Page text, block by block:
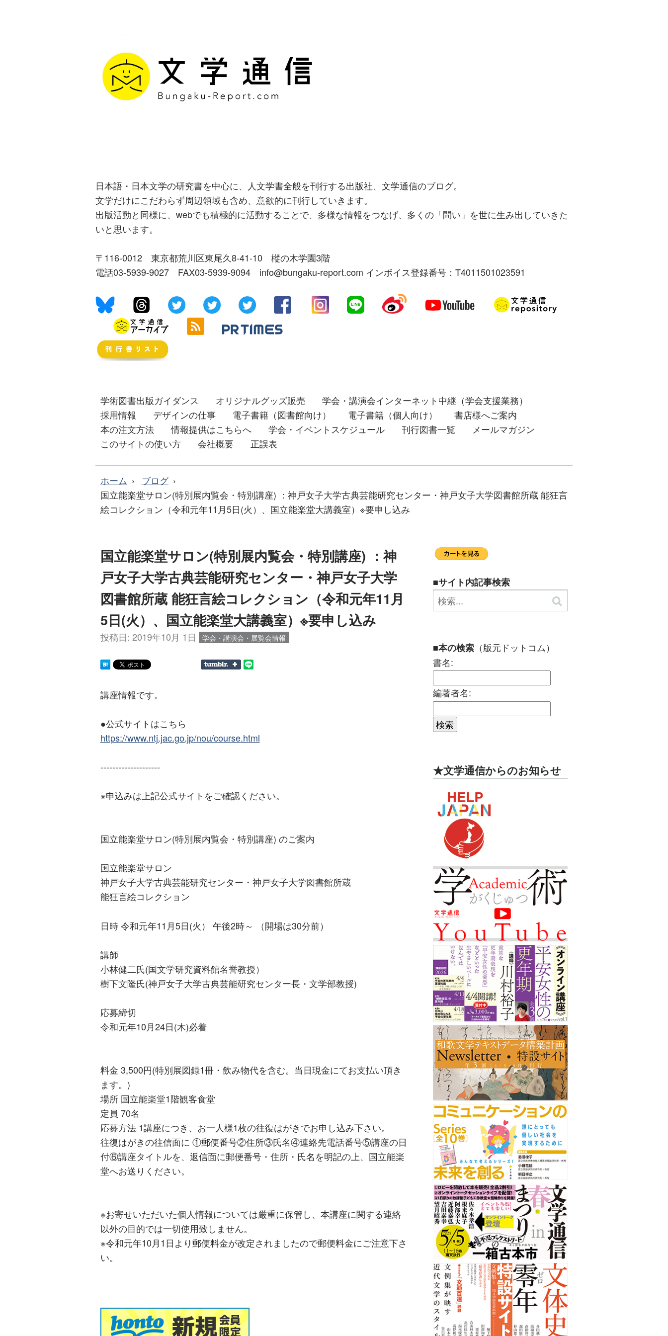
日本語・日本文学の研究書を中心に、人文学書全般を刊行する出版社、文学通信のブログ。
文学だけにこだわらず周辺領域も含め、意欲的に刊行していきます。
出版活動と同様に、webでも積極的に活動することで、多様な情報をつなげ、多くの「問い」を世に生み出していきた
いと思います。
〒116-0012 東京都荒川区東尾久8-41-10 樅の木学園3階
電話03-5939-9027 FAX03-5939-9094 info@bungaku-report.com インボイス登録番号：T4011501023591
学術図書出版ガイダンス オリジナルグッズ販売
学会・講演会インターネット中継（学会支援業務）
採用情報
デザインの仕事 電子書籍（図書館向け） 電子書籍（個人向け）
書店様へご案内
本の注文方法
情報提供はこちらへ 学会・イベントスケジュール 刊行図書一覧
メールマガジン
このサイトの使い方
会社概要 正誤表
ホーム
ブログ
国立能楽堂サロン(特別展内覧会・特別講座) ：神戸女子大学古典芸能研究センター・神戸女子大学図書館所蔵 能狂言
絵コレクション（令和元年11月5日(火）、国立能楽堂大講義室）※要申し込み
国立能楽堂サロン(特別展内覧会・特別講座) ：神
戸女子大学古典芸能研究センター・神戸女子大学
図書館所蔵 能狂言絵コレクション（令和元年11月
5日(火）、国立能楽堂大講義室）※要申し込み
投稿日: 2019年10月 1日 学会・講演会・展覧会情報
講座情報です。
●公式サイトはこちら
https://www.ntj.jac.go.jp/nou/course.html
--------------------
※申込みは上記公式サイトをご確認ください。
国立能楽堂サロン(特別展内覧会・特別講座) のご案内
国立能楽堂サロン
神戸女子大学古典芸能研究センター・神戸女子大学図書館所蔵
能狂言絵コレクション
日時 令和元年11月5日(火） 午後2時～ （開場は30分前）
講師
小林健二氏(国文学研究資料館名誉教授）
樹下文隆氏(神戸女子大学古典芸能研究センター長・文学部教授)
応募締切
令和元年10月24日(木)必着
料金 3,500円(特別展図録1冊・飲み物代を含む。当日現金にてお支払い頂き
ます。)
場所 国立能楽堂1階観客食堂
定員 70名
応募方法 1講座につき、お一人様1枚の往復はがきでお申し込み下さい。
往復はがきの往信面に ①郵便番号②住所③氏名④連絡先電話番号⑤講座の日
付⑥講座タイトルを、返信面に郵便番号・住所・氏名を明記の上、国立能楽
堂へお送りください。
※お寄せいただいた個人情報については厳重に保管し、本講座に関する連絡
以外の目的では一切使用致しません。
※令和元年10月1日より郵便料金が改定されましたので郵便料金にご注意下さ
い。
■サイト内記事検索
■本の検索（版元ドットコム）
書名:
編著者名:
★文学通信からのお知らせ